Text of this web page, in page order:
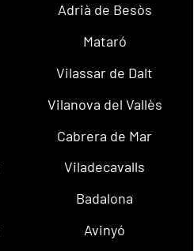
Adrià de Besòs
Mataró
Vilassar de Dalt
Vilanova del Vallès
Cabrera de Mar
Viladecavalls
Badalona
Avinyó